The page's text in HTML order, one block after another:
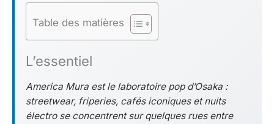
Table des matières
L’essentiel
America Mura est le laboratoire pop d’Osaka :
streetwear, friperies, cafés iconiques et nuits
électro se concentrent sur quelques rues entre